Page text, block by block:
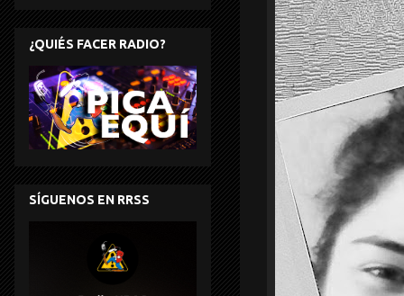
¿QUIÉS FACER RADIO?
SÍGUENOS EN RRSS